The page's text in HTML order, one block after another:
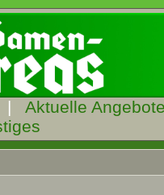
| Aktuelle